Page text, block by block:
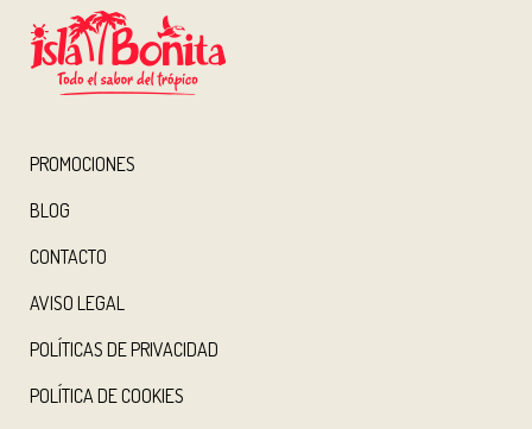
PROMOCIONES
BLOG
CONTACTO
AVISO LEGAL
POLÍTICAS DE PRIVACIDAD
POLÍTICA DE COOKIES